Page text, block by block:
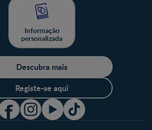
Informação
personalizada
Descubra mais
Registe-se aqui